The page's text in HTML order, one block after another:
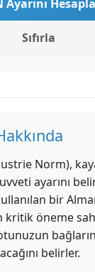
Ayarını Hesapla
Sıfırla
Norm),
ayarını
bir
kritik öneme
belirler.